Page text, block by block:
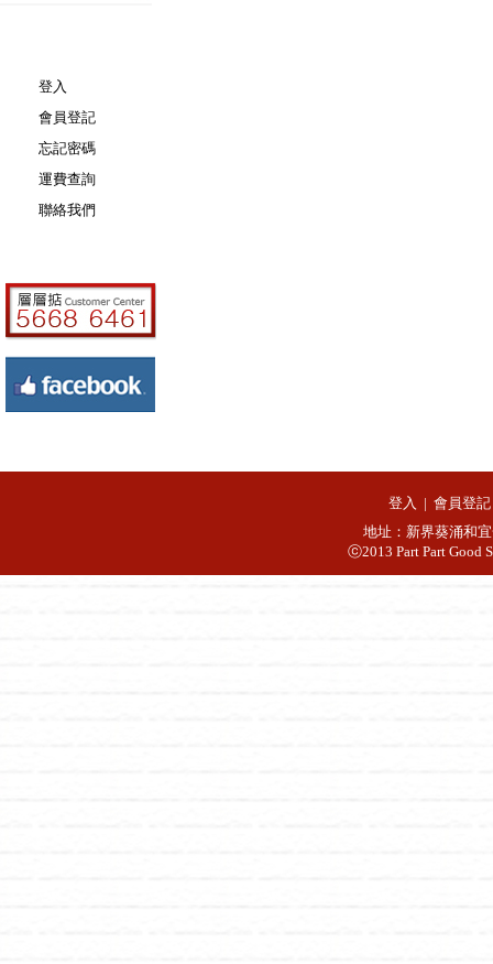
登入
會員登記
忘記密碼
運費查詢
聯絡我們
登入 | 會員登記
地址：新界葵涌和
ⓒ2013 Part Part Good